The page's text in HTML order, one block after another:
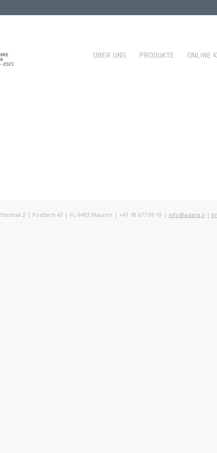
ÜBER UNS PRODUKTE ONLINE
2 | Postfach 43 | FL-9493 Mauren | +41 78 677 09 19 | info@adera.li |